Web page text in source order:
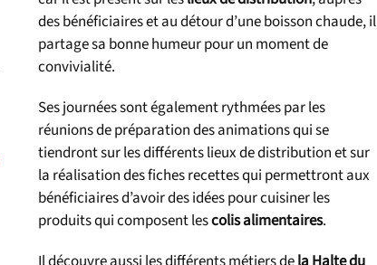
des bénéficiaires et au détour d’une boisson chaude, il
partage sa bonne humeur pour un moment de
convivialité.
Ses journées sont également rythmées par les
réunions de préparation des animations qui se
tiendront sur les différents lieux de distribution et sur
la réalisation des fiches recettes qui permettront aux
bénéficiaires d’avoir des idées pour cuisiner les
produits qui composent lescolis alimentaires.